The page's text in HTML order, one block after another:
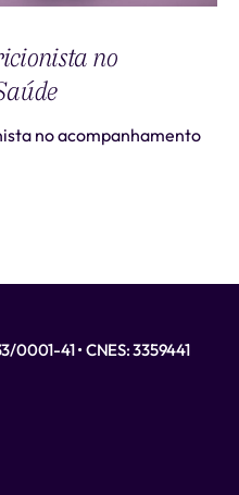
no
no acompanhamento
0001-41 • CNES: 3359441